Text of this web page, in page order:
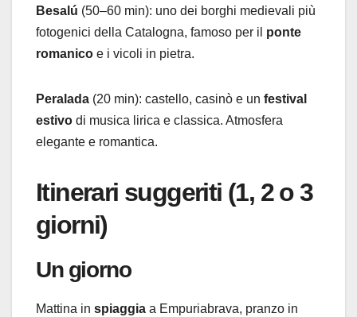
Besalú (50–60 min): uno dei borghi medievali più
fotogenici della Catalogna, famoso per il ponte
romanico e i vicoli in pietra.
Peralada (20 min): castello, casinò e un festival
estivo di musica lirica e classica. Atmosfera
elegante e romantica.
Itinerari suggeriti (1, 2 o 3
giorni)
Un giorno
Mattina in spiaggia a Empuriabrava, pranzo in